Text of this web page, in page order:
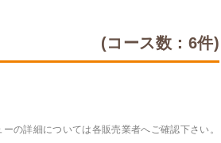
(コース数：6件)
の詳細については各販売業者へご確認下さい。